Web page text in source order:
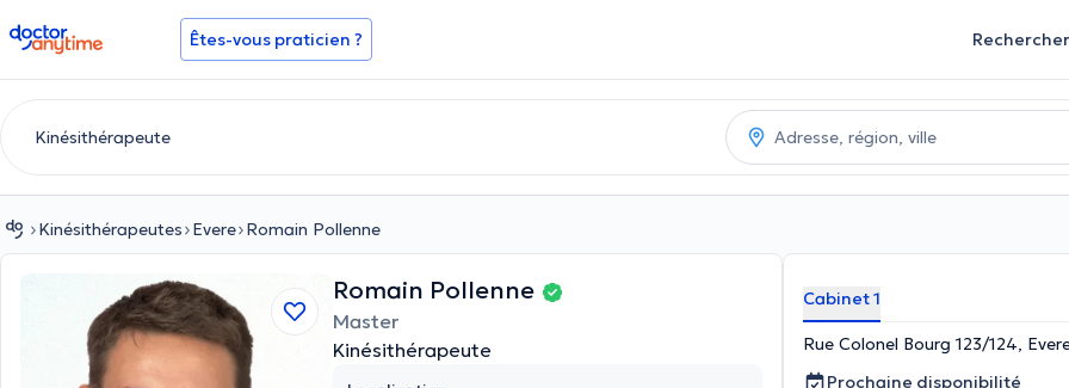
doctoranytime Êtes-vous praticien ? Rechercher
Kinésithérapeutes Evere Romain Pollenne
Romain Pollenne
Master
Kinésithérapeute
Cabinet 1
Rue Colonel Bourg 123/124,
Prochaine disponibilité